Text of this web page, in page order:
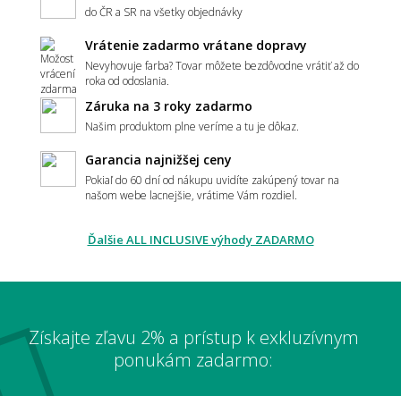
Aký koberec zvoliť do moderného interiéru?
Aký veľký koberec zvoliť pod sedačku?
do ČR a SR na všetky objednávky
Vrátenie zadarmo vrátane dopravy
Nevyhovuje farba? Tovar môžete bezdôvodne vrátiť až do
roka od odoslania.
Záruka na 3 roky zadarmo
Našim produktom plne veríme a tu je dôkaz.
Garancia najnižšej ceny
Pokiaľ do 60 dní od nákupu uvidíte zakúpený tovar na
našom webe lacnejšie, vrátime Vám rozdiel.
Ďalšie ALL INCLUSIVE výhody ZADARMO
Získajte zľavu 2% a prístup k exkluzívnym
ponukám zadarmo: